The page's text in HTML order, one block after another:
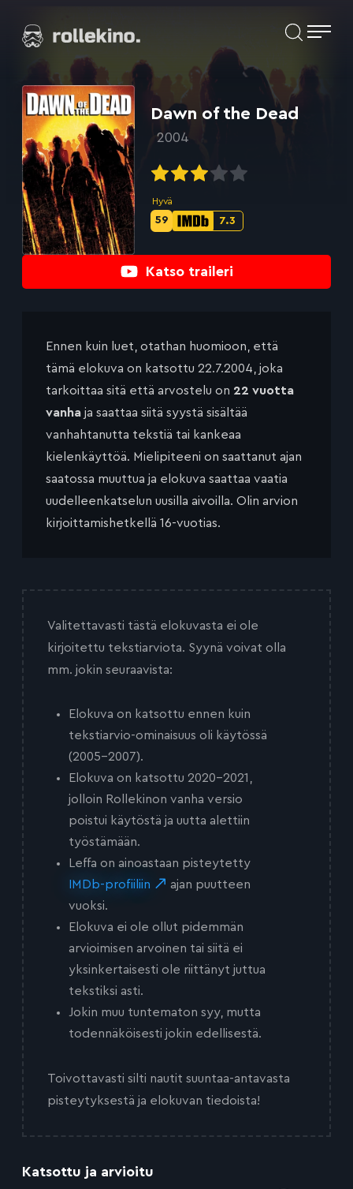
suoraan
Elokuvat ja elokuva-arviot | Rollekino.fi
lopputekstien
jälkeen.
Katso traileri
Dawn of the Dead
2004
Hyvä
IMDb-
7.3
Metascore-
59
Ennen kuin luet, otathan huomioon, että
tämä elokuva on katsottu 22.7.2004, joka
tarkoittaa sitä että arvostelu on 22 vuotta
vanha ja saattaa siitä syystä sisältää
vanhahtanutta tekstiä tai kankeaa
kielenkäyttöä. Mielipiteeni on saattanut ajan
saatossa muuttua ja elokuva saattaa vaatia
uudelleenkatselun uusilla aivoilla. Olin arvion
kirjoittamishetkellä 16-vuotias.
Valitettavasti tästä elokuvasta ei ole
kirjoitettu tekstiarviota. Syynä voivat olla
mm. jokin seuraavista:
Elokuva on katsottu ennen kuin
tekstiarvio-ominaisuus oli käytössä
(2005-2007).
Elokuva on katsottu 2020-2021,
jolloin Rollekinon vanha versio
poistui käytöstä ja uutta alettiin
työstämään.
Leffa on ainoastaan pisteytetty
IMDb-profiiliin
ajan puutteen
vuoksi.
Elokuva ei ole ollut pidemmän
arvioimisen arvoinen tai siitä ei
yksinkertaisesti ole riittänyt juttua
tekstiksi asti.
Jokin muu tuntematon syy, mutta
todennäköisesti jokin edellisestä.
Toivottavasti silti nautit suuntaa-antavasta
pisteytyksestä ja elokuvan tiedoista!
Katsottu ja arvioitu